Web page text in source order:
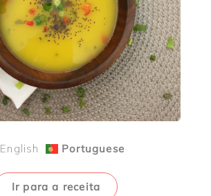
English Portuguese
Ir para a receita